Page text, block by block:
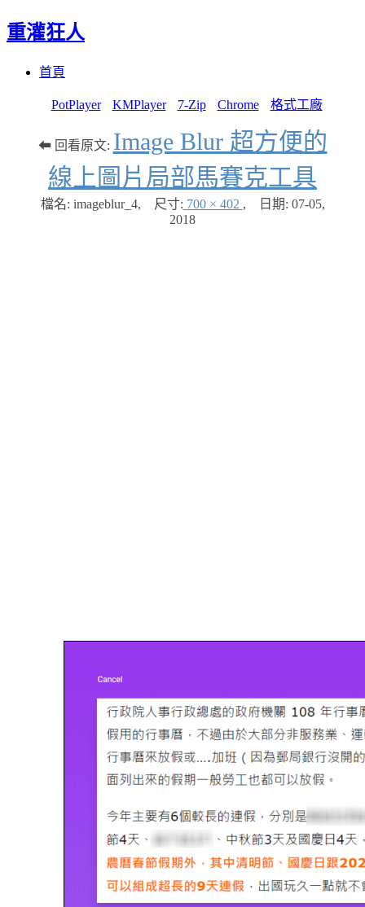
重灌狂人
首頁
PotPlayer KMPlayer 7-Zip Chrome 格式工廠
⬅ 回看原文: Image Blur 超方便的
線上圖片局部馬賽克工具
檔名: imageblur_4, 尺寸: 700 × 402 , 日期: 07-05,
2018